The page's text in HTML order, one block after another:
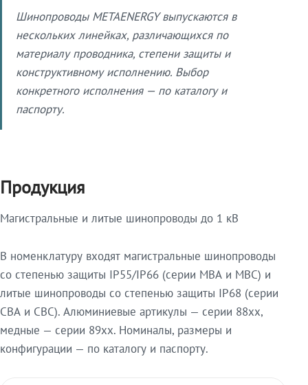
Шинопроводы METAENERGY выпускаются в
нескольких линейках, различающихся по
материалу проводника, степени защиты и
конструктивному исполнению. Выбор
конкретного исполнения — по каталогу и
паспорту.
Продукция
Магистральные и литые шинопроводы до 1 кВ
В номенклатуру входят магистральные шинопроводы
со степенью защиты IP55/IP66 (серии МВА и МВС) и
литые шинопроводы со степенью защиты IP68 (серии
СВА и СВС). Алюминиевые артикулы — серии 88xx,
медные — серии 89xx. Номиналы, размеры и
конфигурации — по каталогу и паспорту.